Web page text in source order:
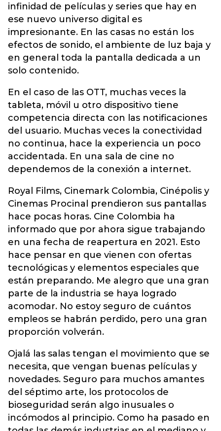
infinidad de películas y series que hay en
ese nuevo universo digital es
impresionante. En las casas no están los
efectos de sonido, el ambiente de luz baja y
en general toda la pantalla dedicada a un
solo contenido.
En el caso de las OTT, muchas veces la
tableta, móvil u otro dispositivo tiene
competencia directa con las notificaciones
del usuario. Muchas veces la conectividad
no continua, hace la experiencia un poco
accidentada. En una sala de cine no
dependemos de la conexión a internet.
Royal Films, Cinemark Colombia, Cinépolis y
Cinemas Procinal prendieron sus pantallas
hace pocas horas. Cine Colombia ha
informado que por ahora sigue trabajando
en una fecha de reapertura en 2021. Esto
hace pensar en que vienen con ofertas
tecnológicas y elementos especiales que
están preparando. Me alegro que una gran
parte de la industria se haya logrado
acomodar. No estoy seguro de cuántos
empleos se habrán perdido, pero una gran
proporción volverán.
Ojalá las salas tengan el movimiento que se
necesita, que vengan buenas películas y
novedades. Seguro para muchos amantes
del séptimo arte, los protocolos de
bioseguridad serán algo inusuales o
incómodos al principio. Como ha pasado en